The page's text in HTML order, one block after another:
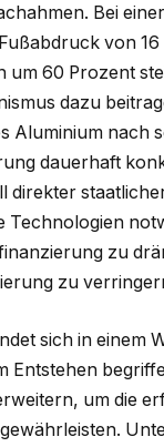
Bei
von
um 60 Prozent
dazu
Aluminium nach
dauerhaft
direkter
Technologien
zu
zu
sich in einem
Entstehen
um die